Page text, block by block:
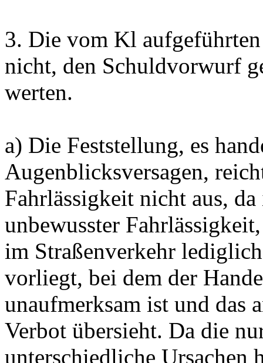
3. Die vom Kl
nicht, den Schuldvorwurf
werten.
a) Die Feststellung, es
Augenblicksversagen,
Fahrlässigkeit nicht aus,
unbewusster
im Straßenverkehr
vorliegt, bei dem der
unaufmerksam ist und das
Verbot übersieht. Da die
unterschiedliche Ursachen